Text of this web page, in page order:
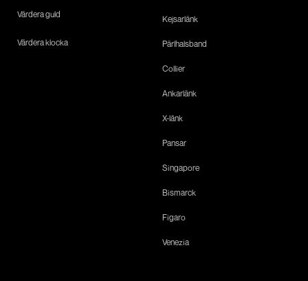
Värdera guld
Värdera klocka
Kejsarlänk
Pärlhalsband
Collier
Ankarlänk
X-länk
Pansar
Singapore
Bismarck
Figaro
Venezia